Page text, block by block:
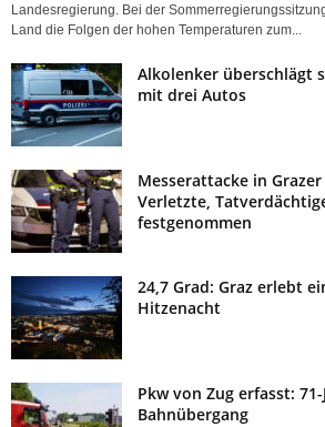
Landesregierung. Bei der
Land die Folgen der hohen Temperaturen zum...
Alkolenker überschlägt
mit drei Autos
Messerattacke in
Verletzte,
festgenommen
24,7 Grad: Graz erlebt
Hitzenacht
Pkw von Zug erfasst:
Bahnübergang